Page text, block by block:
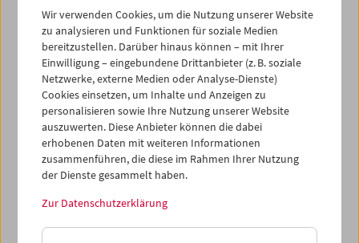
24
26 28
30
31
01 02 03 04 05
iCalender
Programmheft-PDF
English language or subtitles
< Vorherige Woche
Mo 10.8.
Wir verwenden Cookies, um die Nutzung unserer Website
zu analysieren und Funktionen für soziale Medien
bereitzustellen. Darüber hinaus können – mit Ihrer
Einwilligung – eingebundene Drittanbieter (z. B. soziale
Netzwerke, externe Medien oder Analyse-Dienste)
Cookies einsetzen, um Inhalte und Anzeigen zu
personalisieren sowie Ihre Nutzung unserer Website
auszuwerten. Diese Anbieter können die dabei
erhobenen Daten mit weiteren Informationen
zusammenführen, die diese im Rahmen Ihrer Nutzung
der Dienste gesammelt haben.
Zur Datenschutzerklärung